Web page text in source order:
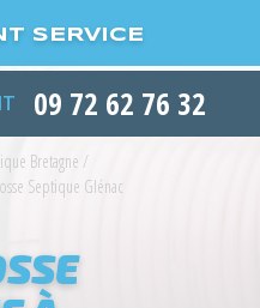
SERVICE
09 72 62 76 32
Bretagne /
Septique Glénac